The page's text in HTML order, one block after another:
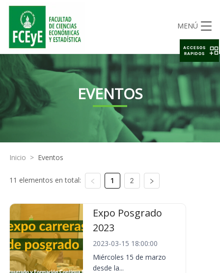
MENÚ
EVENTOS
Inicio > Eventos
11 elementos en total: 1 2
Expo Posgrado
2023
2023-03-15 18:00:00
Miércoles 15 de marzo
desde la...
ACCESOS
RAPIDOS